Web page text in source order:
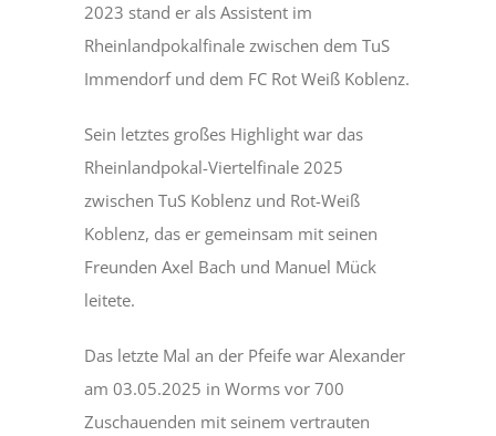
2023 stand er als Assistent im
Rheinlandpokalfinale zwischen dem TuS
Immendorf und dem FC Rot Weiß Koblenz.
Sein letztes großes Highlight war das
Rheinlandpokal-Viertelfinale 2025
zwischen TuS Koblenz und Rot-Weiß
Koblenz, das er gemeinsam mit seinen
Freunden Axel Bach und Manuel Mück
leitete.
Das letzte Mal an der Pfeife war Alexander
am 03.05.2025 in Worms vor 700
Zuschauenden mit seinem vertrauten